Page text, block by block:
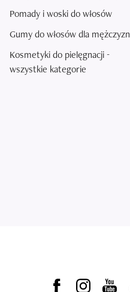
Pomady i woski do włosów
Gumy do włosów dla mężczyzn
Kosmetyki do pielęgnacji -
wszystkie kategorie